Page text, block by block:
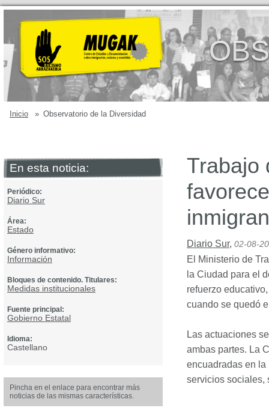
Inicio » Observatorio de la Diversidad
En esta noticia:
Periódico:
Diario Sur
Área:
Estado
Género informativo:
Información
Bloques de contenido. Titulares:
Medidas institucionales
Fuente principal:
Gobierno Estatal
Idioma:
Castellano
Pincha en el enlace para encontrar más
noticias de las mismas características.
Trabajo
Diario Sur, 02-08-
El Ministerio de
la Ciudad para el
refuerzo
cuando se quedó
Las actuaciones
ambas partes. La
encuadradas en
servicios sociales,